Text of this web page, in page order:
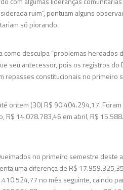
ruim”, pontuam alguns
só piorando.
desculpa “problemas herdados
seu antecessor, pois os registros do
repasses constitucionais no
ontem (30) R$ 90.404.294,17.
14.078.783,46 em abril, R$
no primeiro semestre deste
uma diferença de R$
no mês seguinte, caindo